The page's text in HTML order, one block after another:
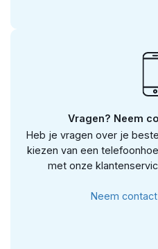
Vragen? Neem
Heb je vragen over je
kiezen van een
met onze
Neem